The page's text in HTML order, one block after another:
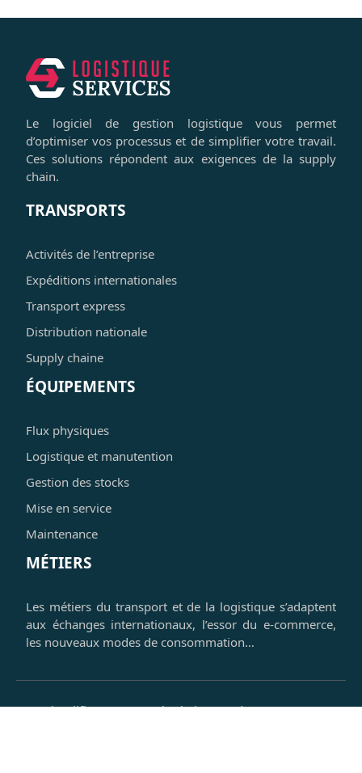
Le logiciel de gestion logistique vous permet
d’optimiser vos processus et de simplifier votre travail.
Ces solutions répondent aux exigences de la supply
chain.
TRANSPORTS
Activités de l’entreprise
Expéditions internationales
Transport express
Distribution nationale
Supply chaine
ÉQUIPEMENTS
Flux physiques
Logistique et manutention
Gestion des stocks
Mise en service
Maintenance
MÉTIERS
Les métiers du transport et de la logistique s’adaptent
aux échanges internationaux, l’essor du e-commerce,
les nouveaux modes de consommation…
Simplifiez votre supply chain avec des ressources